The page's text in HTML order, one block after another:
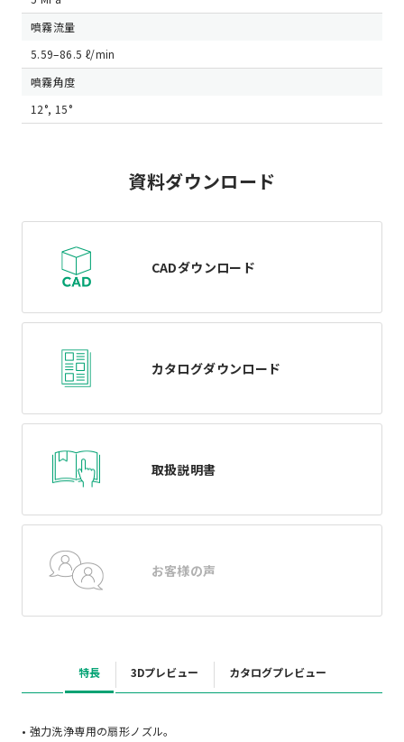
噴霧流量
5.59–86.5 ℓ/min
噴霧角度
12°, 15°
資料ダウンロード
CADダウンロード
カタログダウンロード
取扱説明書
お客様の声
特長 3Dプレビュー カタログプレビュー
• 強力洗浄専用の扇形ノズル。